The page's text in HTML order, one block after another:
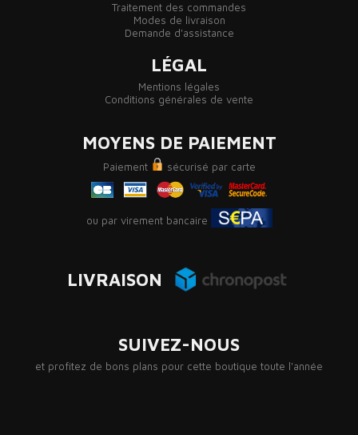
Traitement des commandes
Modes de livraison
Demande d'assistance
LÉGAL
Mentions légales
Conditions générales de vente
MOYENS DE PAIEMENT
Paiement sécurisé par carte
ou par virement bancaire
LIVRAISON
SUIVEZ-NOUS
et profitez de bons plans pour cette boutique toute l'année